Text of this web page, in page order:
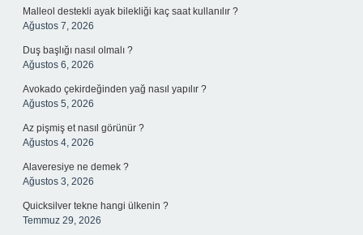
Malleol destekli ayak bilekliği kaç saat kullanılır ?
Ağustos 7, 2026
Duş başlığı nasıl olmalı ?
Ağustos 6, 2026
Avokado çekirdeğinden yağ nasıl yapılır ?
Ağustos 5, 2026
Az pişmiş et nasıl görünür ?
Ağustos 4, 2026
Alaveresiye ne demek ?
Ağustos 3, 2026
Quicksilver tekne hangi ülkenin ?
Temmuz 29, 2026